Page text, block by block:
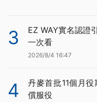
3
EZ WAY實名認證
一次看
2026/8/4 16:47
4
丹麥首批11個月
償服役